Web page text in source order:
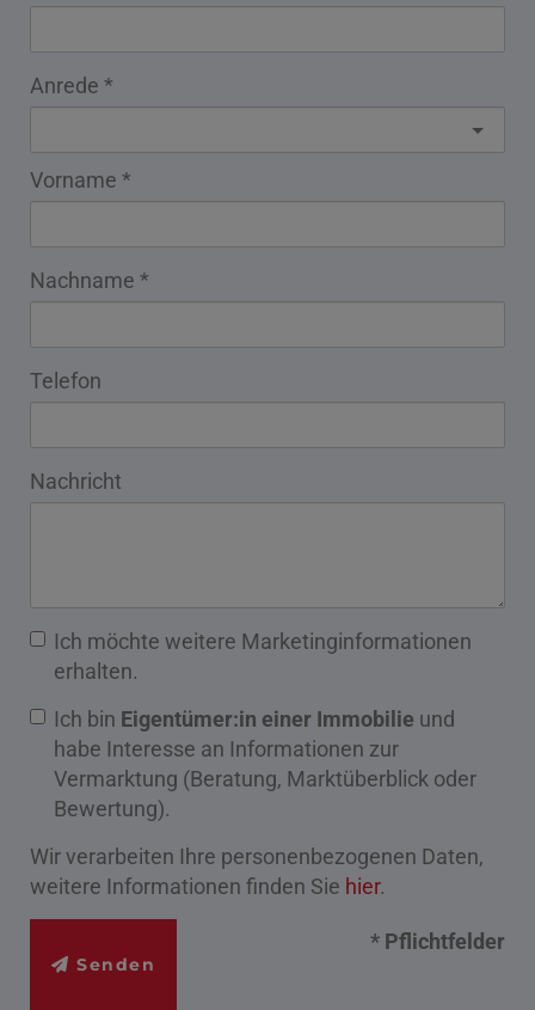
Anrede
Vorname
Nachname
Telefon
Nachricht
Ich möchte weitere Marketinginformationen
erhalten.
Ich bin Eigentümer:in einer Immobilie und
habe Interesse an Informationen zur
Vermarktung (Beratung, Marktüberblick oder
Bewertung).
Wir verarbeiten Ihre personenbezogenen Daten,
weitere Informationen finden Sie hier.
Senden
* Pflichtfelder